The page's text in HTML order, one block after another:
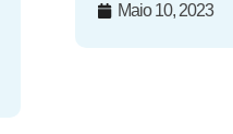
Maio 10, 2023